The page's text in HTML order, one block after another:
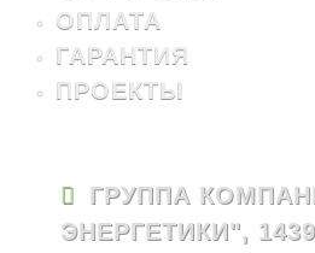
ОПЛАТА
ГАРАНТИЯ
ПРОЕКТЫ
ГРУППА
ЭНЕРГЕТИКИ",